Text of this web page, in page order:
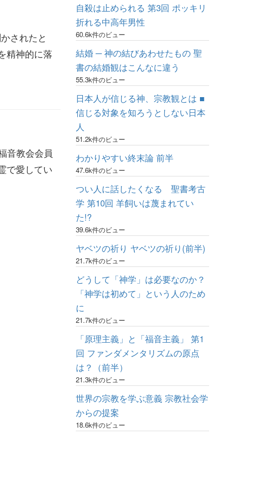
されたと
精神的に落
音教会会員
で愛してい
自殺は止められる 第3回 ポッキリ
折れる中高年男性
60.6k件のビュー
結婚 ─ 神の結びあわせたもの 聖
書の結婚観はこんなに違う
55.3k件のビュー
日本人が信じる神、宗教観とは ■
信じる対象を知ろうとしない日本
人
51.2k件のビュー
わかりやすい終末論 前半
47.6k件のビュー
つい人に話したくなる 聖書考古
学 第10回 羊飼いは蔑まれてい
た!?
39.6k件のビュー
ヤベツの祈り ヤベツの祈り(前半)
21.7k件のビュー
どうして「神学」は必要なのか？
「神学は初めて」という人のため
に
21.7k件のビュー
「原理主義」と「福音主義」 第1
回 ファンダメンタリズムの原点
は？（前半）
21.3k件のビュー
世界の宗教を学ぶ意義 宗教社会学
からの提案
18.6k件のビュー